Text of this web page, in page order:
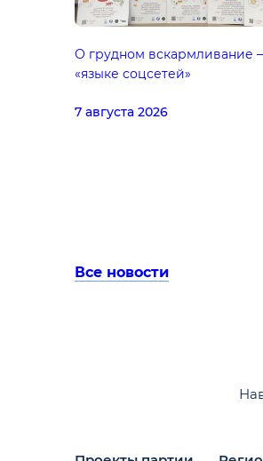
О грудном вскармливание
«языке соцсетей»
7 августа 2026
Все новости